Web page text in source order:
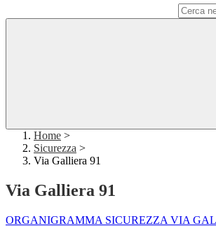
Home >
Sicurezza >
Via Galliera 91
Via Galliera 91
ORGANIGRAMMA SICUREZZA VIA